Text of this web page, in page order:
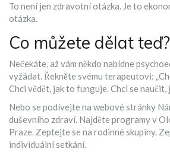
To není jen zdravotní otázka. Je to
otázka.
Co můžete dělat teď?
Nečekáte, až vám někdo nabídne
vyžádat. Řekněte svému terapeutovi:
Chci vědět, jak to funguje. Chci se naučit,
Nebo se podívejte na webové stránky
duševního zdraví. Najděte programy v
Praze. Zeptejte se na rodinné skupiny.
individuální setkání.